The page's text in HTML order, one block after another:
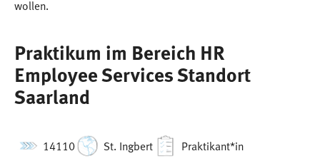
wollen.
Praktikum im Bereich HR
Employee Services Standort
Saarland
14110 St. Ingbert
Praktikant*in